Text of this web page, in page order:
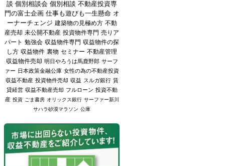
談 個別相談会 個別相談 不動産投資専
門の富士企画 仕事も遊びも一生懸命 オ
ーナーチェンジ 建築物の見極め方 不動
産売却 未公開不動産 投資物件専門 売りア
パート 勉強会 収益物件専門 収益物件の探
し方 収益物件 裏物 セミナー 不動産管理
収益物件売却 明日やろうは馬鹿野郎 サーフ
ァー 日本政策金融公庫 女性の為の不動産投資
収益不動産 投資物件売却 収益 スルガ銀行 賃
貸経営 収益不動産売却 フルローン 投資不動
産 投資 ごま書房 オリックス銀行 サーファー新川
サハラ砂漠マラソン 公庫